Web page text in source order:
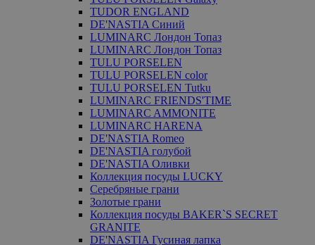
TUDOR ENGLAND
DE'NASTIA Синий
LUMINARC Лондон Топаз
LUMINARC Лондон Топаз
TULU PORSELEN
TULU PORSELEN color
TULU PORSELEN Tutku
LUMINARC FRIENDS'TIME
LUMINARC AMMONITE
LUMINARC HARENA
DE'NASTIA Romeo
DE'NASTIA голубой
DE'NASTIA Оливки
Коллекция посуды LUCKY
Серебряные грани
Золотые грани
Коллекция посуды BAKER`S SECRET
GRANITE
DE'NASTIA Гусиная лапка